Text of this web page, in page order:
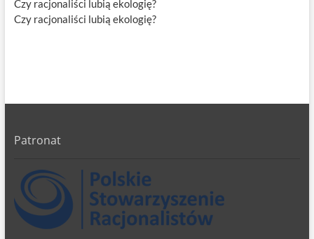
Czy racjonaliści lubią ekologię?
Czy racjonaliści lubią ekologię?
Patronat